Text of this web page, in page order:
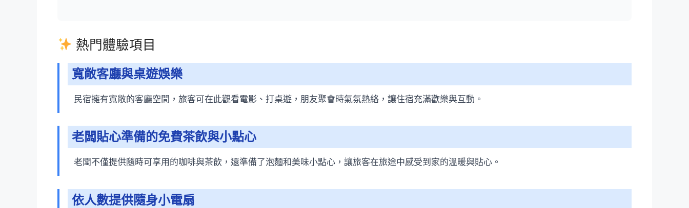
熱門體驗項目
寬敞客廳與桌遊娛樂
民宿擁有寬敞的客廳空間，旅客可在此觀看電影、打桌遊，朋友聚會時氣氛熱絡，讓住宿充滿歡樂與互動。
老闆貼心準備的免費茶飲與小點心
老闆不僅提供隨時可享用的咖啡與茶飲，還準備了泡麵和美味小點心，讓旅客在旅途中感受到家的溫暖與貼心。
依人數提供隨身小電扇